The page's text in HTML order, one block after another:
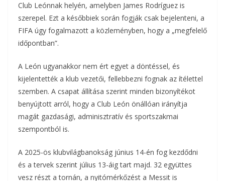
Club Leónnak helyén, amelyben James Rodríguez is
szerepel. Ezt a későbbiek során fogják csak bejelenteni, a
FIFA úgy fogalmazott a közleményben, hogy a „megfelelő
időpontban”.
A León ugyanakkor nem ért egyet a döntéssel, és
kijelentették a klub vezetői, fellebbezni fognak az ítélettel
szemben. A csapat állítása szerint minden bizonyítékot
benyújtott arról, hogy a Club León önállóan irányítja
magát gazdasági, adminisztratív és sportszakmai
szempontból is.
A 2025-ös klubvilágbanokság június 14-én fog kezdődni
és a tervek szerint július 13-áig tart majd. 32 együttes
vesz részt a tornán, a nyitómérkőzést a Messit is